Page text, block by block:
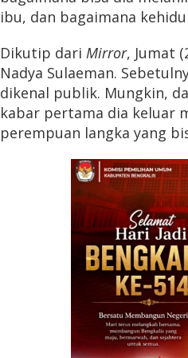
i
,
i
s
a
h
M
a
n
ibu, dan bagaimana
Dikutip dari Mirror, Jumat
Nadya Sulaeman.
dikenal publik. Mungkin,
kabar pertama dia keluar
perempuan langka yang